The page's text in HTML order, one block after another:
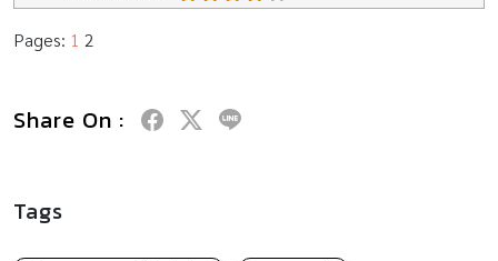
Pages: 1 2
Share On :
Tags